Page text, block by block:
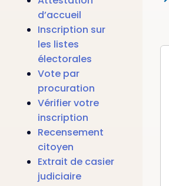
d’accueil
Inscription sur
les listes
électorales
Vote par
procuration
Vérifier votre
inscription
Recensement
citoyen
Extrait de casier
judiciaire